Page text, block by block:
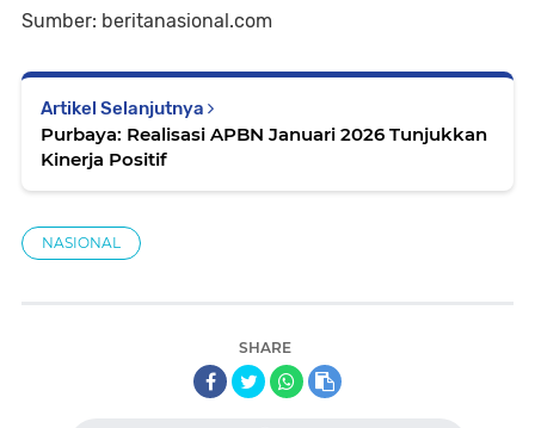
Sumber: beritanasional.com
Artikel Selanjutnya
Purbaya: Realisasi APBN Januari 2026 Tunjukkan
Kinerja Positif
NASIONAL
SHARE